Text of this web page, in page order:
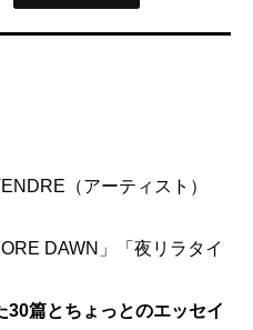
（アーティスト）
DAWN」「夜リラタイ
30篇とちょっとのエッセイ